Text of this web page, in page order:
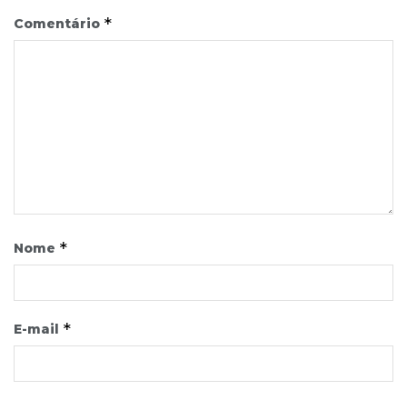
Comentário *
Nome *
E-mail *